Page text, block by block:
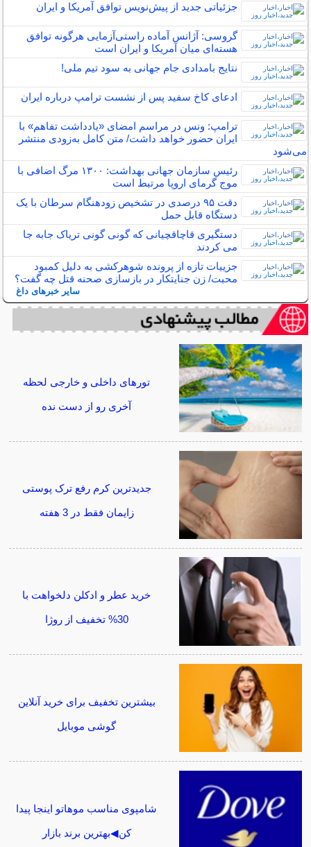
جزئیاتی جدید از پیش‌نویس توافق آمریکا و ایران
گروسی: آژانس آماده راستی‌آزمایی هرگونه توافق
هسته‌ای میان آمریکا و ایران است
نتایج بامدادی جام جهانی به سود تیم ملی!
ادعای کاخ سفید پس از نشست ترامپ درباره ایران
ترامپ: ونس در مراسم امضای «یادداشت تفاهم» با
ایران حضور خواهد داشت/ متن کامل به‌زودی منتشر
می‌شود
رئیس سازمان جهانی بهداشت: ۱۳۰۰ مرگ اضافی با
موج گرمای اروپا مرتبط است
دقت ۹۵ درصدی در تشخیص زودهنگام سرطان با یک
دستگاه قابل حمل
دستگیری قاچاقچیانی که گونی گونی تریاک جابه جا
می کردند
جزییات تازه از پرونده شوهرکشی به دلیل کمبود
محبت/ زن جنایتکار در بازسازی صحنه قتل چه گفت؟
سایر خبرهای داغ
تورهای داخلی و خارجی لحظه
آخری رو از دست نده
جدیدترین کرم رفع ترک پوستی
زایمان فقط در 3 هفته
خرید عطر و ادکلن دلخواهت با
30% تخفیف از روژا
بیشترین تخفیف برای خرید آنلاین
گوشی موبایل
شامپوی مناسب موهاتو اینجا پیدا
کن◀بهترین برند بازار